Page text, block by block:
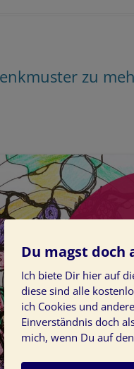
zu
Du magst doch
Ich biete Dir hier auf
diese sind alle
ich Cookies und
Einverständnis doch
mich, wenn Du auf den